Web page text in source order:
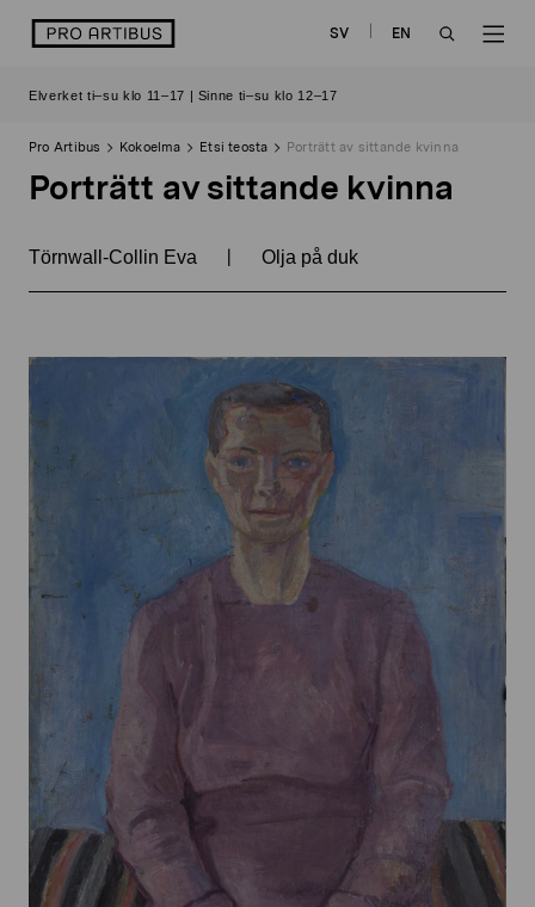
sisältöön
logo SV
EN
Elverket ti–su klo 11–17 | Sinne ti–su klo 12–17
Pro Artibus Kokoelma Etsi teosta Porträtt av sittande kvinna
Porträtt av sittande kvinna
Törnwall-Collin Eva | Olja på duk